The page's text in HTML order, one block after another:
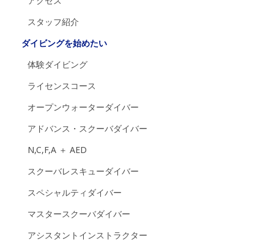
スタッフ紹介
ダイビングを始めたい
体験ダイビング
ライセンスコース
オープンウォーターダイバー
アドバンス・スクーバダイバー
N,C,F,A ＋ AED
スクーバレスキューダイバー
スペシャルティダイバー
マスタースクーバダイバー
アシスタントインストラクター